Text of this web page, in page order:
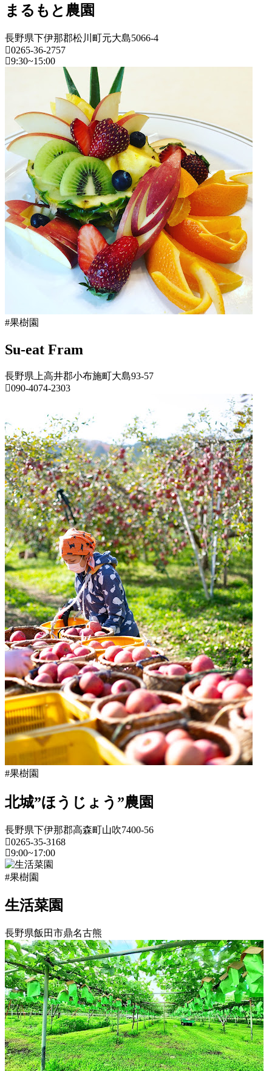
20
日
っ
まるもと農園
長野県下伊那郡松川町元大島5066-4
0265-36-2757
9:30~15:00
樹
園
2022
年
月
18
日
2022
年売
#果樹園
Su-eat Fram
長野県上高井郡小布施町大島93-57
090-4074-2303
県
果
樹
園
2022
年
8
月
18
日
2022
年
8
月
20
日
直
売
所
ね
っ
と
#果樹園
北城”ほうじょう”農園
長野県下伊那郡高森町山吹7400-56
0265-35-3168
9:00~17:00
長
県
樹
園
2022
年
8
月
18
日
2022
年
8
月
直
売
所
ね
#果樹園
生活菜園
長野県飯田市鼎名古熊
長
野
県
果
樹
園
2022
年
8